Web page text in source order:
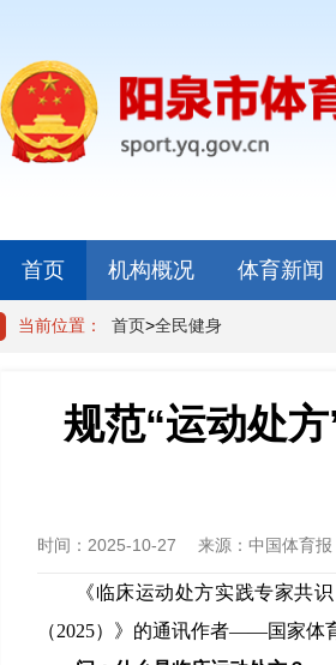
首页 机构概况 体育新闻
当前位置： 首页>全民健身
规范“运动处
时间： 2025-10-27 来源： 中国体育报
《临床运动处方实践专家共
（2025）》的通讯作者——国家体